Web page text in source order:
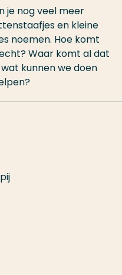
je nog veel meer
en kleine
noemen. Hoe komt
Waar komt al dat
kunnen we doen